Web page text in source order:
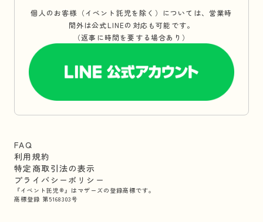
個人のお客様（イベント託児を除く）については、営業時
間外は公式LINEの対応も可能です。
（返事に時間を要する場合あり）
FAQ
利用規約
特定商取引法の表示
プライバシーポリシー
『イベント託児®』はマザーズの登録商標です。
商標登録 第5168303号